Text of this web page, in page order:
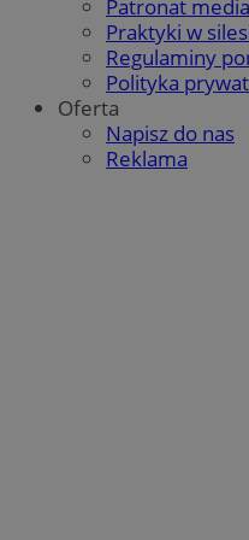
Patronat
Praktyki w
Regulaminy
Polityka
Oferta
Napisz do nas
Reklama
QeSessID